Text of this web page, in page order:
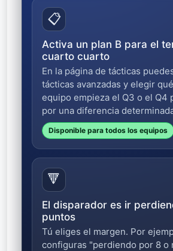
📋
Activa un plan B para el
cuarto cuarto
En la página de tácticas
tácticas avanzadas y elegir
equipo empieza el Q3 o el Q4
por una diferencia
Disponible para todos los equipos
🔻
El disparador es ir
puntos
Tú eliges el margen. Por
configuras "perdiendo por 8 o